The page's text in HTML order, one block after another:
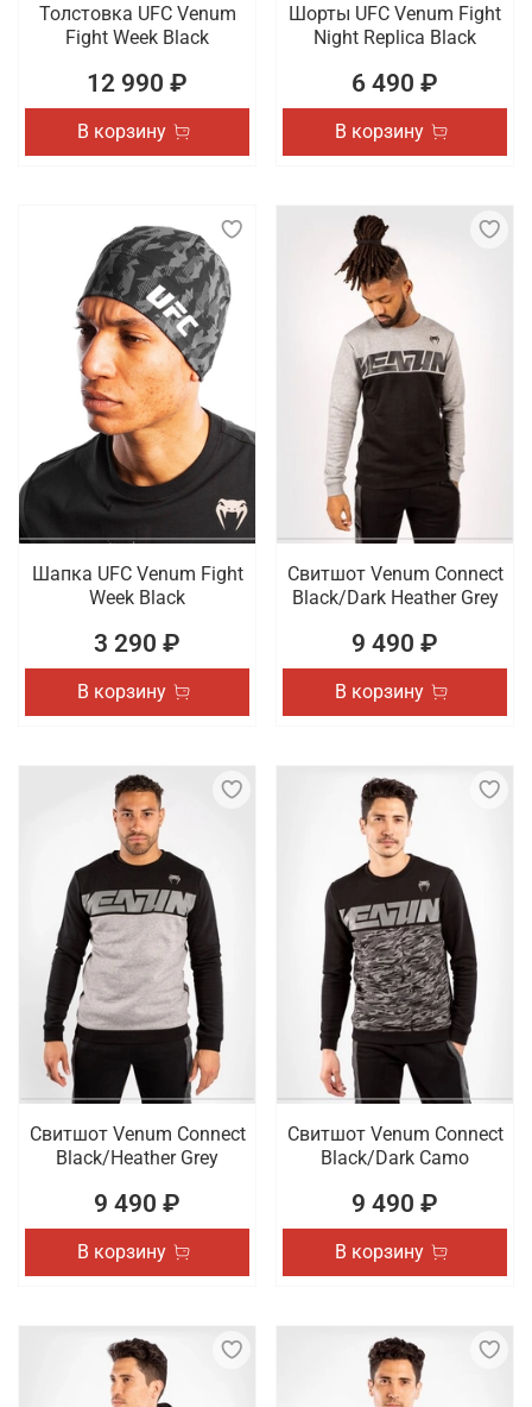
Толстовка UFC Venum
Fight Week Black
12 990 ₽
В корзину
Шорты UFC Venum Fight
Night Replica Black
6 490 ₽
В корзину
Шапка UFC Venum Fight
Week Black
3 290 ₽
В корзину
Свитшот Venum Connect
Black/Dark Heather Grey
9 490 ₽
В корзину
Свитшот Venum Connect
Black/Heather Grey
9 490 ₽
В корзину
Свитшот Venum Connect
Black/Dark Camo
9 490 ₽
В корзину